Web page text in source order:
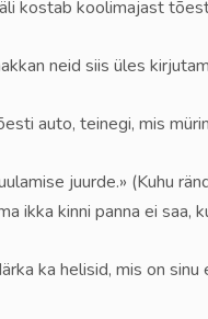
kostab koolimajast
neid siis üles
auto, teinegi, mis
juurde.» (Kuhu
ikka kinni panna ei saa,
ka helisid, mis on